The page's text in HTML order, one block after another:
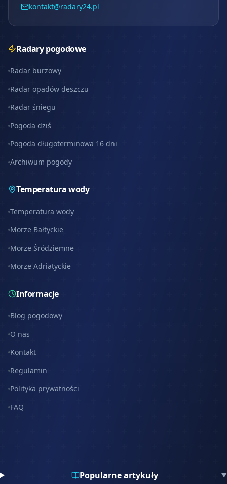
kontakt@radary24.pl
Radary pogodowe
Radar burzowy
Radar opadów deszczu
Radar śniegu
Pogoda dziś
Pogoda długoterminowa 16 dni
Archiwum pogody
Temperatura wody
Temperatura wody
Morze Bałtyckie
Morze Śródziemne
Morze Adriatyckie
Informacje
Blog pogodowy
O nas
Kontakt
Regulamin
Polityka prywatności
FAQ
Popularne artykuły ▼